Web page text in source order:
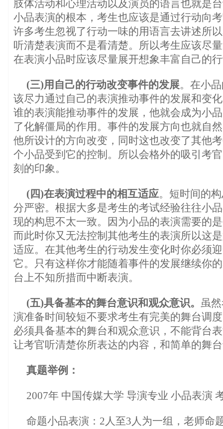
肢体活动和心理活动以及演员的语言也就是
小品表演的根本，考生也应该是通过行动向
许多考生忽视了行动一味的用语言去讲述所
听清楚表演而不是看清楚。所以考生应该尽
在表演小品时应该尽量展开想象丰富自己的
(三)用自己的行动改变事件的发展。在小
该尽力通过自己的表演推动事件的发展和变
谁的表演能推动事件的发展，他就会成为小
了化解僵局的作用。事件的发展方向也就自
他所设计的方向改变，同时这也改变了其他
个小品受到它的控制。所以会格外的吸引考
刻的印象。
(四)在表演过程中的相互适应。短时间的
分严密。根据大多是考生的考试经验往往小
现的构思不太一致。因为小品的表演需要的
而此时你又无法控制其他考生的表演所以这
适应。在其他考生的行动发生变化时你必须
它。只有这样你才能随着事件的发展继续你
台上不知所措而中断表演。
(五)具备基本的舞台意识和观众意识。 虽
演准备时间较短不要求考生有完美的舞台调
必须具备基本的舞台和观众意识，不能背台
让考官听清楚你所表达的内容，和简单的舞
真题举例：
2007年 中国传媒大学 导演专业 小品表演
命题小品表演：2人至3人为一组，老师命